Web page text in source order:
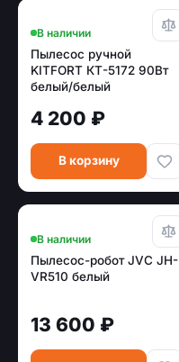
В наличии
Пылесос ручной
KITFORT КТ-5172 90Вт
белый/белый
4 200 ₽
В корзину
В наличии
Пылесос-робот JVC JH-
VR510 белый
13 600 ₽